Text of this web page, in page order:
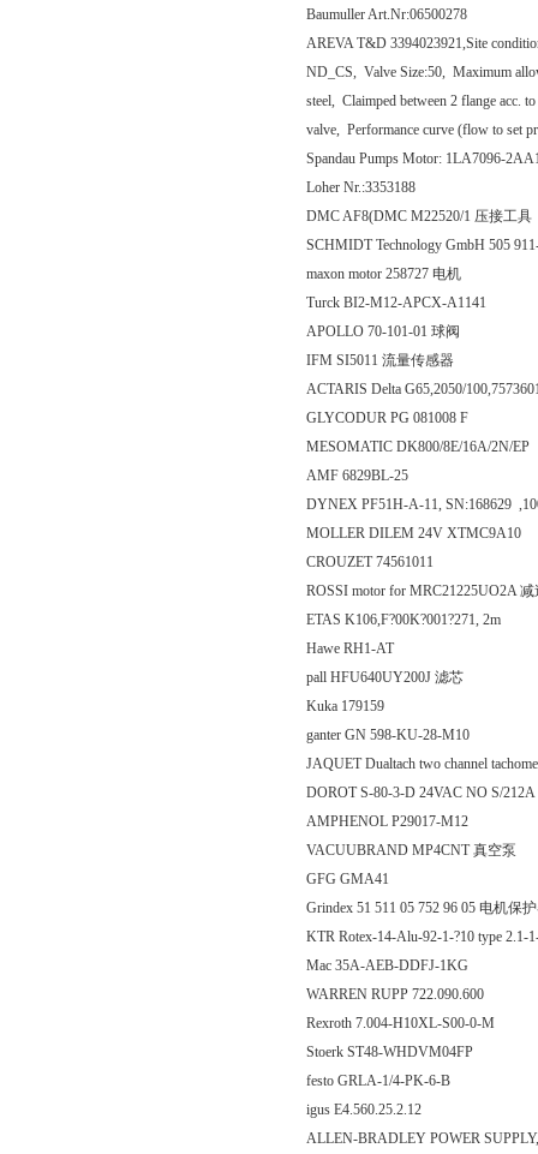
Baumuller Art.Nr:06500278
AREVA T&D 3394023921,Site
ND_CS, Valve Size:50, Maximum
steel, Claimped between 2 flange
valve, Performance curve (flow to set
Spandau Pumps Motor: 1LA7096-
Loher Nr.:3353188
DMC AF8(DMC M22520/1 压接工具
SCHMIDT Technology GmbH 505
maxon motor 258727 电机
Turck BI2-M12-APCX-A1141
APOLLO 70-101-01 球阀
IFM SI5011 流量传感器
ACTARIS Delta G65,2050/
GLYCODUR PG 081008 F
MESOMATIC DK800/8E/16A/2N/EP
AMF 6829BL-25
DYNEX PF51H-A-11, SN:168629
MOLLER DILEM 24V XTMC9A10
CROUZET 74561011
ROSSI motor for MRC21225UO2A
ETAS K106,F?00K?001?271, 2m
Hawe RH1-AT
pall HFU640UY200J 滤芯
Kuka 179159
ganter GN 598-KU-28-M10
JAQUET Dualtach two channel
DOROT S-80-3-D 24VAC NO S/212A
AMPHENOL P29017-M12
VACUUBRAND MP4CNT 真空泵
GFG GMA41
Grindex 51 511 05 752 96 05 电机保
KTR Rotex-14-Alu-92-1-?10 type 2.1-
Mac 35A-AEB-DDFJ-1KG
WARREN RUPP 722.090.600
Rexroth 7.004-H10XL-S00-0-M
Stoerk ST48-WHDVM04FP
festo GRLA-1/4-PK-6-B
igus E4.560.25.2.12
ALLEN-BRADLEY POWER